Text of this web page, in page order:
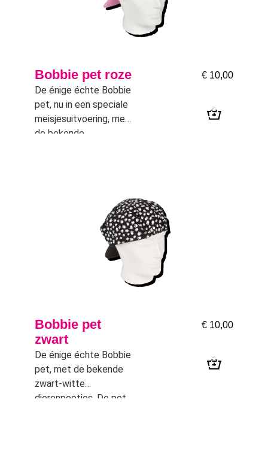
Bobbie pet roze
De énige échte Bobbie
pet, nu in een speciale
meisjesuitvoering, met
de bekende
€ 10,00
Bobbie pet
zwart
De énige échte Bobbie
pet, met de bekende
zwart-witte
dierenpootjes. De pet
€ 10,00